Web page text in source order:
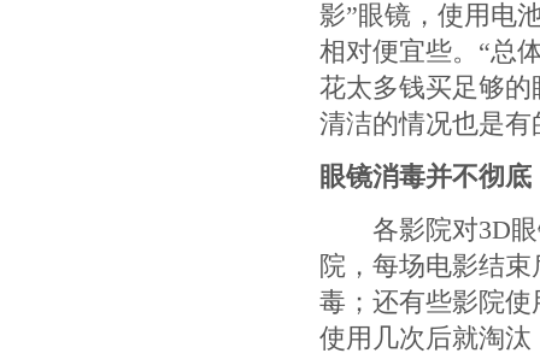
影”眼镜，使用电
相对便宜些。“总
花太多钱买足够
清洁的情况也是有
眼镜消毒并不彻底
各影院对3D
院，每场电影结
毒；还有些影院
使用几次后就淘